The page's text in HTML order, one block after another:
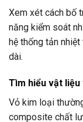
Xem xét cách bố
năng kiểm soát
hệ thống tản
dài.
Tìm hiểu vật liệu
Vỏ kim loại
composite chất